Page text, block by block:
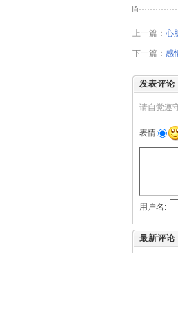
上一篇： 心
下一篇： 感
发表评论
请自觉遵
表情:
用户名:
最新评论